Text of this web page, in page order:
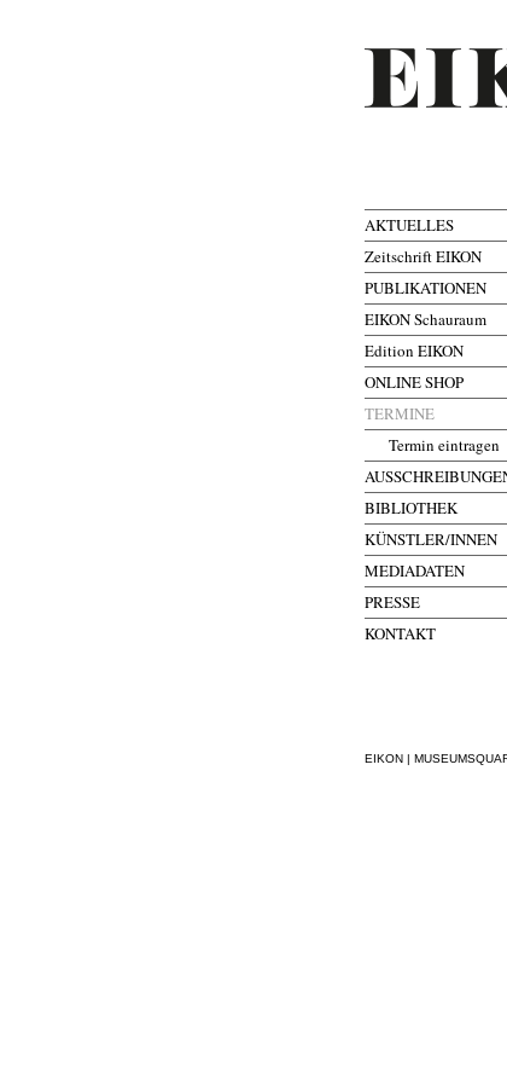
AKTUELLES
Zeitschrift EIKON
PUBLIKATIONEN
EIKON Schauraum
Edition EIKON
ONLINE SHOP
TERMINE
Termin eintragen
BIBLIOTHEK
KÜNSTLER/INNEN
MEDIADATEN
PRESSE
KONTAKT
EIKON |